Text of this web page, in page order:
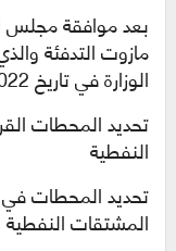
بعد موافقة مجلس
مازوت التدفئة
الوزارة في تاريخ 20/1/2022 تقريباً ..
تحديد المحطات
النفطية
تحديد المحطات
المشتقات النفطية